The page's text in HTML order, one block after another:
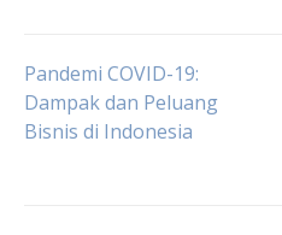
Post
navigation
Pandemi COVID-19:
Dampak dan Peluang
Bisnis di Indonesia